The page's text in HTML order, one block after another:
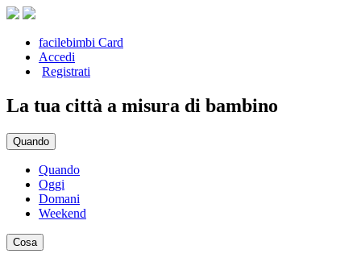
facilebimbi Card
Accedi
Registrati
La tua città a misura di bambino
Quando
Quando
Oggi
Domani
Weekend
Cosa